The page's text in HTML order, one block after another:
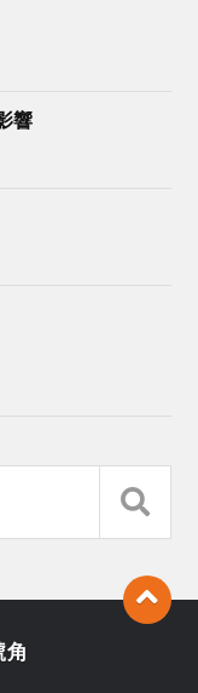
響